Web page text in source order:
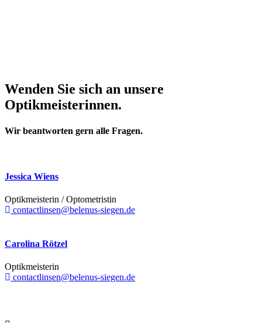
Wenden Sie sich an unsere
Optikmeisterinnen.
Wir beantworten gern alle Fragen.
Jessica Wiens
Optikmeisterin / Optometristin
contactlinsen@belenus-siegen.de
Carolina Rötzel
Optikmeisterin
contactlinsen@belenus-siegen.de